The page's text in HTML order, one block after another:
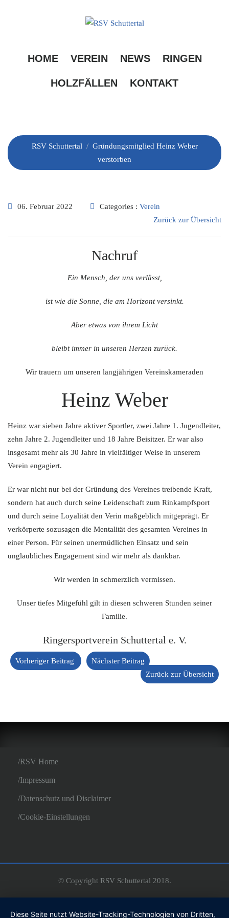
HOME VEREIN NEWS RINGEN
HOLZFÄLLEN KONTAKT
Heinz Weber
verstorben
RSV Schuttertal / Gründungsmitglied Heinz Weber
verstorben
06. Februar 2022 Categories : Verein
Zurück zur Übersicht
Nachruf
Ein Mensch, der uns verlässt,
ist wie die Sonne, die am Horizont versinkt.
Aber etwas von ihrem Licht
bleibt immer in unseren Herzen zurück.
Wir trauern um unseren langjährigen Vereinskameraden
Heinz Weber
Heinz war sieben Jahre aktiver Sportler, zwei Jahre 1. Jugendleiter,
zehn Jahre 2. Jugendleiter und 18 Jahre Beisitzer. Er war also
insgesamt mehr als 30 Jahre in vielfältiger Weise in unserem
Verein engagiert.
Er war nicht nur bei der Gründung des Vereines treibende Kraft,
sondern hat auch durch seine Leidenschaft zum Rinkampfsport
und durch seine Loyalität den Verin maßgeblich mitgeprägt. Er
verkörperte sozusagen die Mentalität des gesamten Vereines in
einer Person. Für seinen unermüdlichen Einsatz und sein
unglaubliches Engagement sind wir mehr als dankbar.
Wir werden in schmerzlich vermissen.
Unser tiefes Mitgefühl gilt in diesen schweren Stunden seiner
Familie.
Ringersportverein Schuttertal e. V.
Vorheriger Beitrag
Nächster Beitrag
Zurück zur Übersicht
RSV Home
Impressum
Datenschutz und Disclaimer
Cookie-Einstellungen
© Copyright RSV Schuttertal 2018.
Diese Seite nutzt Website-Tracking-Technologien von Dritten,